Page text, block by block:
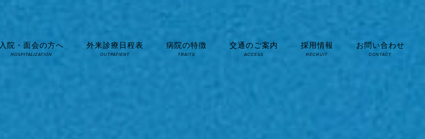
お問い合わせ
CONTACT
採用情報
RECRUIT
交通のご案内
ACCESS
病院の特徴
TRAITS
外来診療日程表
OUTPATIENT
入院・面会の方へ
HOSPITALIZATION